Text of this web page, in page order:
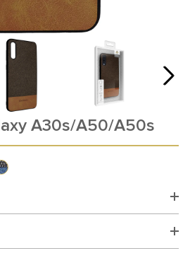
A30s/A50/A50s